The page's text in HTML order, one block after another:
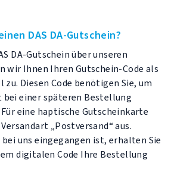
DAS DA-Gutschein?
DA-Gutschein über unseren
wir Ihnen Ihren Gutschein-Code als
zu. Diesen Code benötigen Sie, um
einer späteren Bestellung
eine haptische Gutscheinkarte
„Postversand“ aus.
uns eingegangen ist, erhalten Sie
digitalen Code Ihre Bestellung